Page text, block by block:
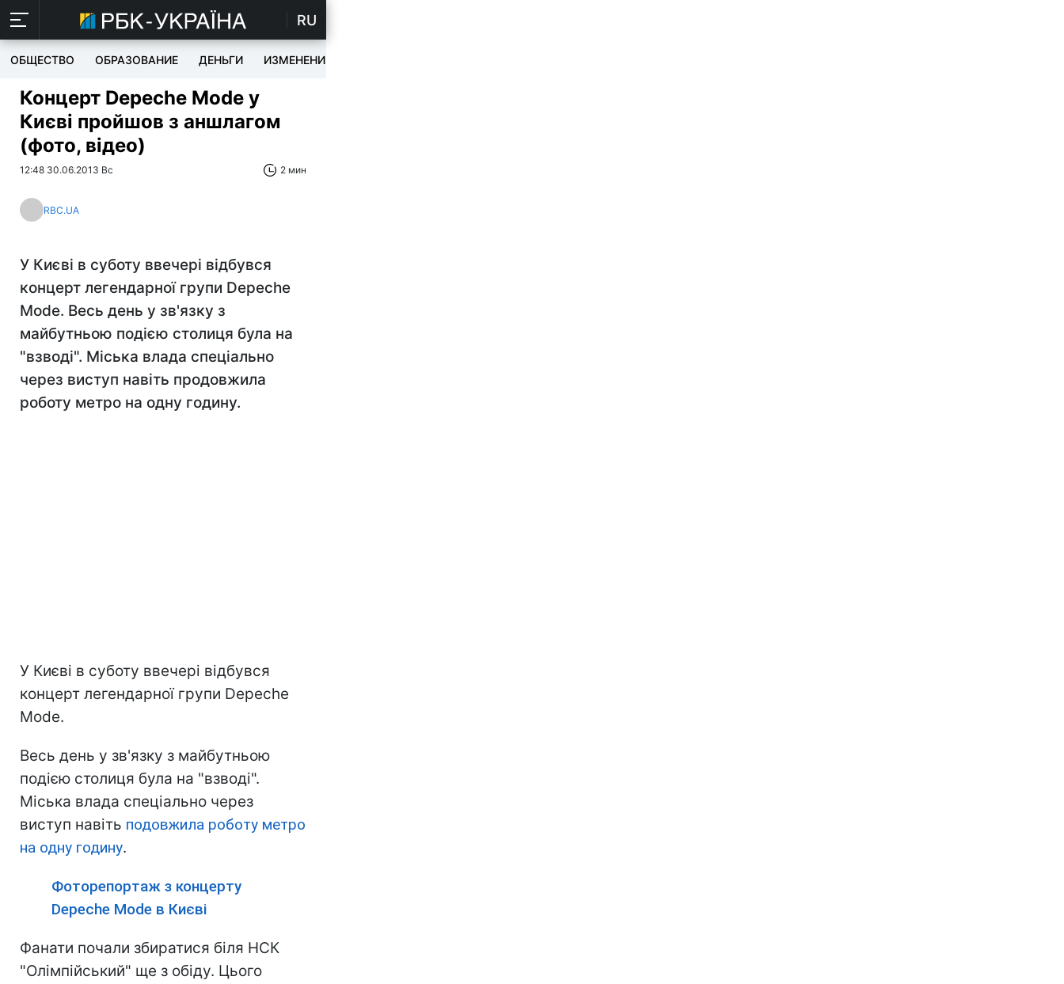
RU
ОБЩЕСТВО ОБРАЗОВАНИЕ ДЕНЬГИ ИЗМЕНЕНИЯ
Концерт Depeche Mode у
Києві пройшов з аншлагом
(фото, відео)
12:48 30.06.2013 Вс 2 мин
RBC.UA
У Києві в суботу ввечері відбувся
концерт легендарної групи Depeche
Mode. Весь день у зв'язку з
майбутньою подією столиця була на
"взводі". Міська влада спеціально
через виступ навіть продовжила
роботу метро на одну годину.
У Києві в суботу ввечері відбувся
концерт легендарної групи Depeche
Mode.
Весь день у зв'язку з майбутньою
подією столиця була на "взводі".
Міська влада спеціально через
виступ навіть подовжила роботу метро
на одну годину.
Фоторепортаж з концерту
Depeche Mode в Києві
Фанати почали збиратися біля НСК
"Олімпійський" ще з обіду. Цього